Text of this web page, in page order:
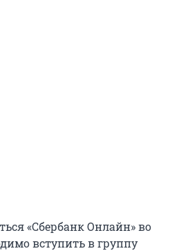
«Сбербанк Онлайн» во
вступить в группу